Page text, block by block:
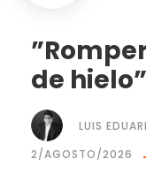
de hielo”
LUIS
2/AGOSTO/2026